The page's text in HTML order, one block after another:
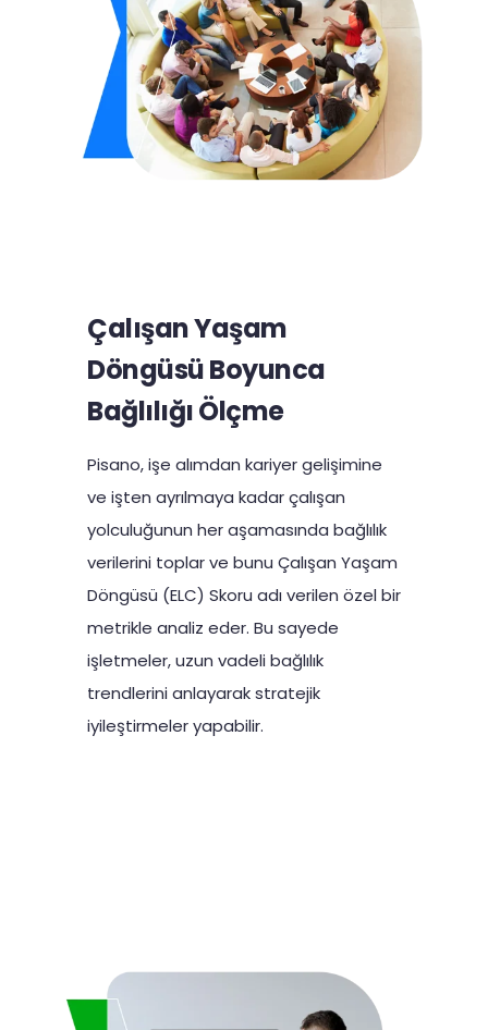
Çalışan Yaşam
Döngüsü Boyunca
Bağlılığı Ölçme
Pisano, işe alımdan kariyer gelişimine
ve işten ayrılmaya kadar çalışan
yolculuğunun her aşamasında bağlılık
verilerini toplar ve bunu Çalışan Yaşam
Döngüsü (ELC) Skoru adı verilen özel bir
metrikle analiz eder. Bu sayede
işletmeler, uzun vadeli bağlılık
trendlerini anlayarak stratejik
iyileştirmeler yapabilir.